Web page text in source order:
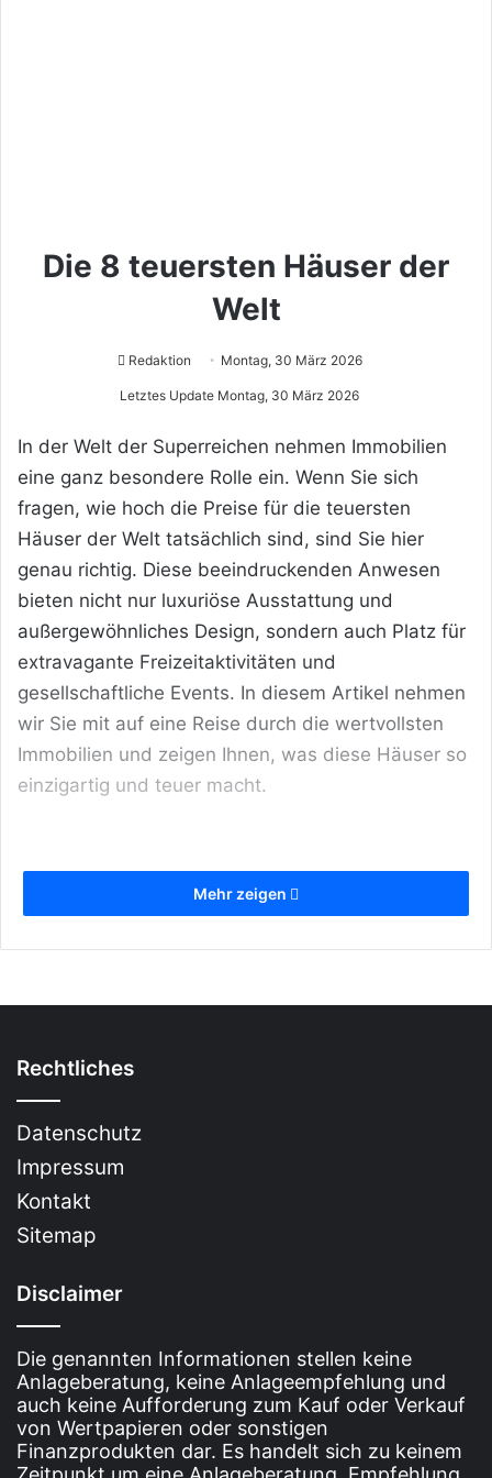
Die 8 teuersten Häuser der
Welt
Redaktion Montag, 30 März 2026
Letztes Update Montag, 30 März 2026
In der Welt der Superreichen nehmen Immobilien
eine ganz besondere Rolle ein. Wenn Sie sich
fragen, wie hoch die Preise für die teuersten
Häuser der Welt tatsächlich sind, sind Sie hier
genau richtig. Diese beeindruckenden Anwesen
bieten nicht nur luxuriöse Ausstattung und
außergewöhnliches Design, sondern auch Platz für
extravagante Freizeitaktivitäten und
gesellschaftliche Events. In diesem Artikel nehmen
wir Sie mit auf eine Reise durch die wertvollsten
Immobilien und zeigen Ihnen, was diese Häuser so
einzigartig und teuer macht.
Die 8 teuersten Häuser der Welt [Bildinhalt mit
Inhalt
Die Geschichte der teuersten
Häuser
Entwicklung des
Mehr zeigen
Rechtliches
Datenschutz
Impressum
Kontakt
Sitemap
Disclaimer
Die genannten Informationen stellen keine
Anlageberatung, keine Anlageempfehlung und
auch keine Aufforderung zum Kauf oder Verkauf
von Wertpapieren oder sonstigen
Finanzprodukten dar. Es handelt sich zu keinem